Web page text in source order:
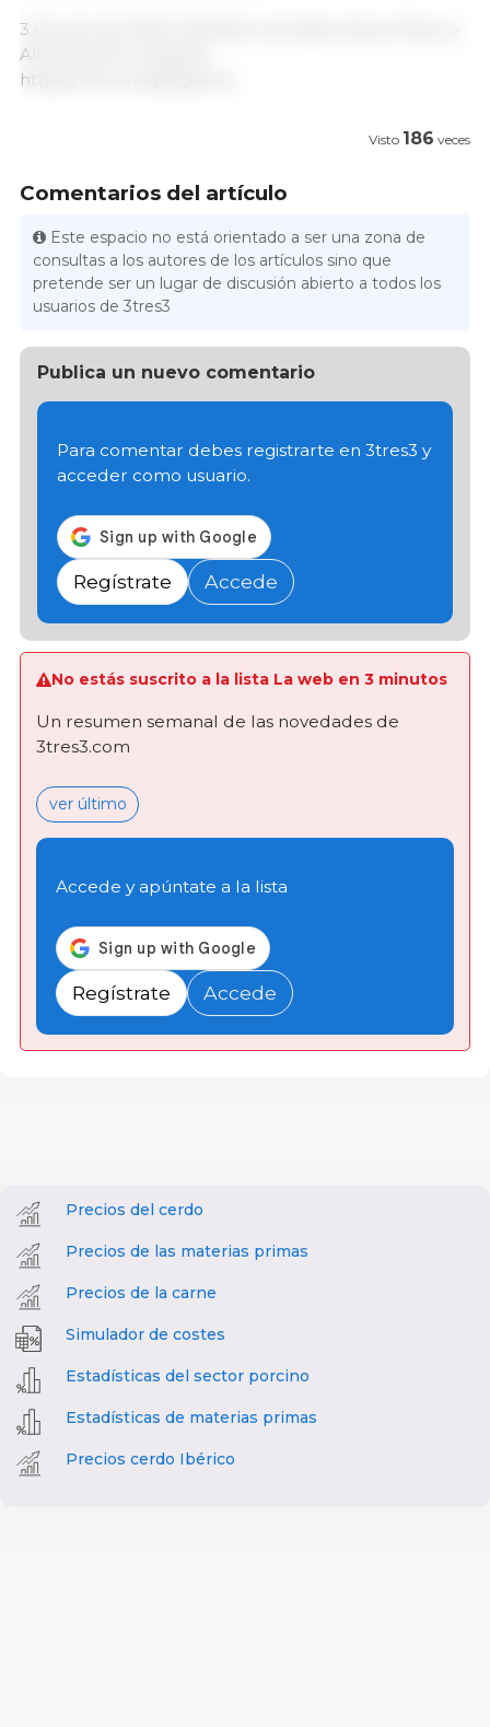
3 de julio de 2025 / Ministerio de Agricultura, Pesca y
Alimentación / España.
https://www.mapa.gob.es
Visto 186 veces
Comentarios del artículo
Este espacio no está orientado a ser una zona de
consultas a los autores de los artículos sino que
pretende ser un lugar de discusión abierto a todos los
usuarios de 3tres3
Publica un nuevo comentario
Para comentar debes registrarte en 3tres3 y
acceder como usuario.
Regístrate Accede
No estás suscrito a la lista La web en 3 minutos
Un resumen semanal de las novedades de
3tres3.com
ver último
Accede y apúntate a la lista
Regístrate Accede
Precios del cerdo
Precios de las materias primas
Precios de la carne
Simulador de costes
Estadísticas del sector porcino
Estadísticas de materias primas
Precios cerdo Ibérico